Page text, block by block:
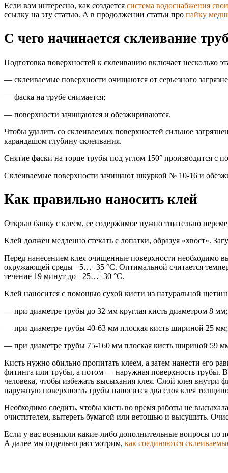
Если вам интересно, как создается система водоснабжения
ссылку на эту статью. А в продолжении статьи про пайку
С чего начинается склеивание
Подготовка поверхностей к склеиванию включает несколько
— склеиваемые поверхности очищаются от серьезного
— фаска на трубе снимается;
— поверхности зачищаются и обезжириваются.
Чтобы удалить со склеиваемых поверхностей сильное
карандашом глубину склеивания.
Снятие фаски на торце трубы под углом 150° производится
Склеиваемые поверхности зачищают шкуркой № 10-16 и
Как правильно наносить клей
Открыв банку с клеем, ее содержимое нужно тщательно
Клей должен медленно стекать с лопатки, образуя «хвост».
Перед нанесением клея очищенные поверхности необходимо
окружающей среды +5…+35 °С. Оптимальной считается
течение 19 минут до +25…+30 °С.
Клей наносится с помощью сухой кисти из натуральной
— при диаметре трубы до 32 мм круглая кисть диаметром 8 мм;
— при диаметре трубы 40-63 мм плоская кисть шириной 25 мм;
— при диаметре трубы 75-160 мм плоская кисть шириной 59
Кисть нужно обильно пропитать клеем, а затем нанести его
фитинга или трубы, а потом — наружная поверхность трубы.
человека, чтобы избежать высыхания клея. Слой клея
наружную поверхность трубы наносится два слоя клея
Необходимо следить, чтобы кисть во время работы не
очистителем, вытереть бумагой или ветошью и высушить.
Если у вас возникли какие-либо дополнительные вопросы по
А далее мы отдельно рассмотрим, как соединяются